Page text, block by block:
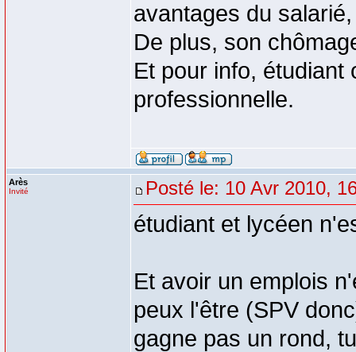
avantages du
De plus, son
Et pour info,
professionnelle.
Arès
Invité Posté le: 10 Avr 2010,
étudiant et lycéen
Et avoir un emplois
peux l'être (SPV
gagne pas un rond,